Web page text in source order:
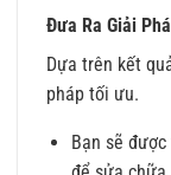
Đưa Ra Giải
Dựa trên kết
pháp tối ưu.
Bạn sẽ